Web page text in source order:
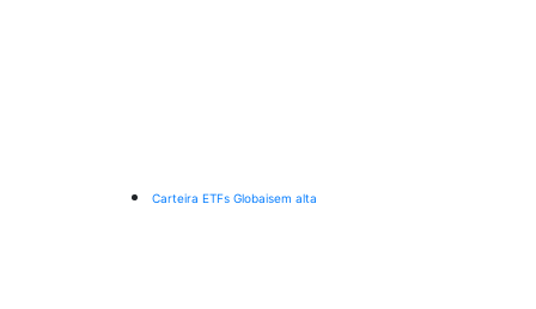
Carteira ETFs Globaisem alta